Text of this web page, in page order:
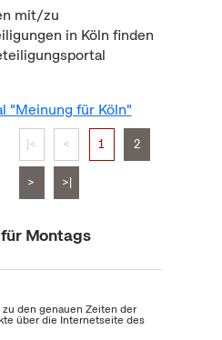
mit/zu
in Köln finden
"Meinung für Köln"
|< < 1 2
> >|
Montags
den genauen Zeiten der
über die Internetseite des